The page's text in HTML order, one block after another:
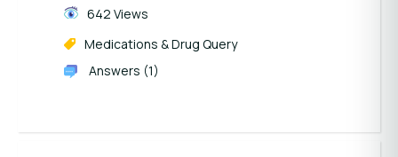
642 Views
Medications & Drug Query
Answers (1)